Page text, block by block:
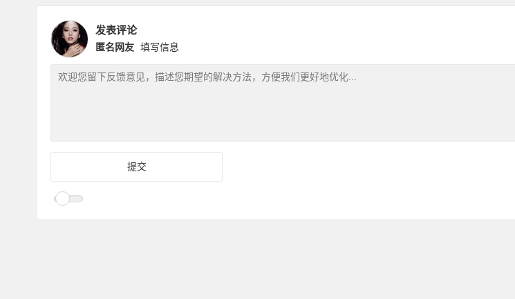
发表评论
匿名网友 填写信息